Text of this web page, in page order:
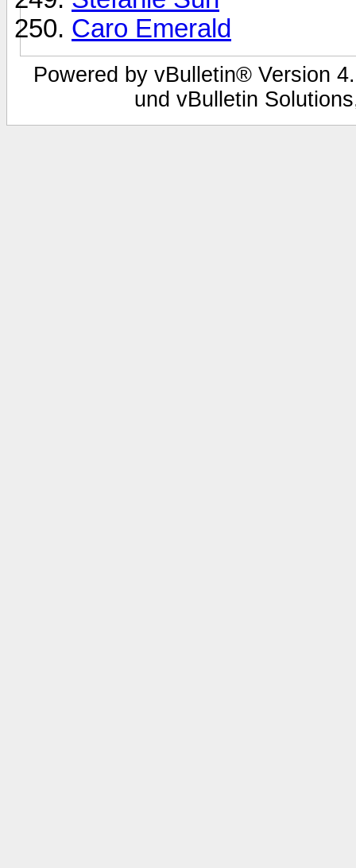
Caro Emerald
Powered by vBulletin® Version
und vBulletin